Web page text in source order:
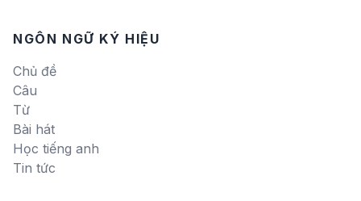
NGÔN NGỮ KÝ HIỆU
Chủ đề
Câu
Từ
Bài hát
Học tiếng anh
Tin tức